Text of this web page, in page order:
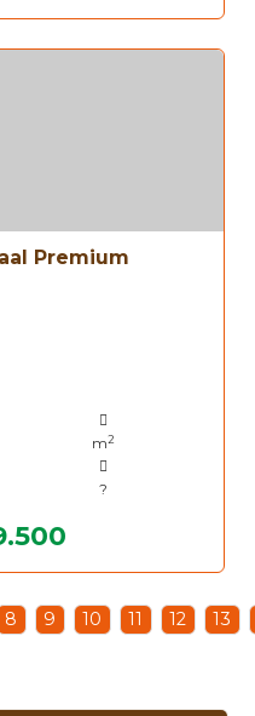
Premium
m2
?
8 9 10 11 12 13